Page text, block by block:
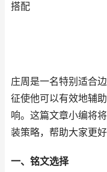
搭配
庄周是一名特别适合
征使他可以有效地辅
响。这篇文章小编将
装策略，帮助大家更
一、铭文选择